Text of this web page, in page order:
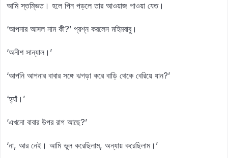
আমি স্তম্ভিত। হলে পিন পড়লে তার আওয়াজ পাওয়া যেত।
‘আপনার আসল নাম কী?’ প্রশ্ন করলেন মহিমবাবু।
‘অনীশ সান্যাল।’
‘আপনি আপনার বাবার সঙ্গে ঝগড়া করে বাড়ি থেকে বেরিয়ে যান?’
‘হ্যাঁ।’
‘এখনো বাবার উপর রাগ আছে?’
‘না, আর নেই। আমি ভুল করেছিলাম, অন্যায় করেছিলাম।’